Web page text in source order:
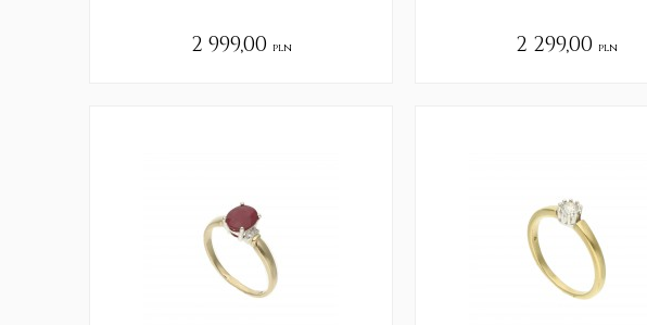
2 999,00 pln 2 299,00 pln